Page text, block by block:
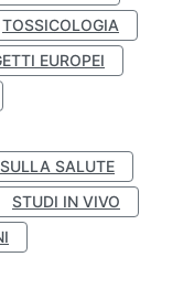
TOSSICOLOGIA
EUROPEI
SALUTE
STUDI IN VIVO